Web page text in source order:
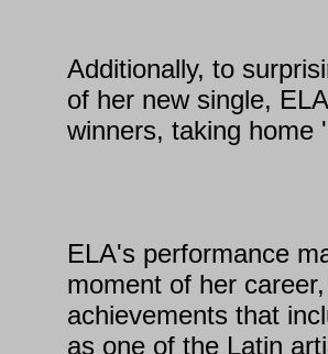
Additionally, to
of her new single,
winners, taking home
ELA's performance
moment of her
achievements that
as one of the Latin